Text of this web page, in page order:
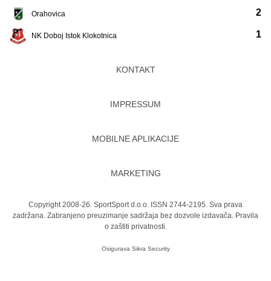
Orahovica
NK Doboj Istok Klokotnica
2
1
KONTAKT
IMPRESSUM
MOBILNE APLIKACIJE
MARKETING
Copyright 2008-26. SportSport d.o.o. ISSN 2744-2195. Sva prava
zadržana. Zabranjeno preuzimanje sadržaja bez dozvole izdavača. Pravila
o zaštiti privatnosti.
Osigurava Sikra Security